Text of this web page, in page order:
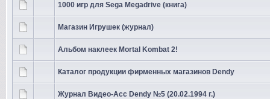
1000 игр для Sega Megadrive (книга)
Магазин Игрушек (журнал)
Альбом наклеек Mortal Kombat 2!
Каталог продукции фирменных магазинов Dendy
Журнал Видео-Асс Dendy №5 (20.02.1994 г.)